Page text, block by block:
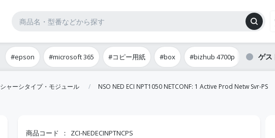
#epson #microsoft 365 #コピー用紙 #box #bizhub 4700p ゲス
シャーシタイプ・モジュール NSO NED ECI NPT1050 NETCONF: 1 Active Prod Netw Svr-PS
商品コード ZCI-NEDECINPTNCPS